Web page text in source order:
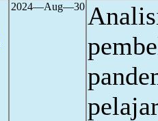
2024―Aug―30